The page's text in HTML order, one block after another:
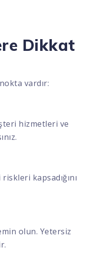
Dikkat
vardır:
hizmetleri ve
kapsadığını
olun. Yetersiz